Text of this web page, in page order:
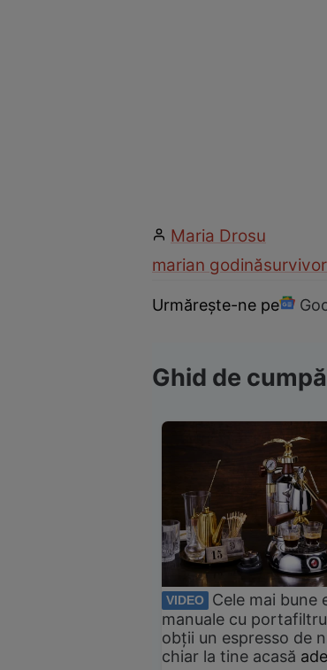
Maria Drosu
marian godină
Urmărește-ne pe
Ghid de
VIDEO
Cele mai bune
manuale cu
obții un espresso de
chiar la tine acasă